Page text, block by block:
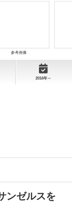
参考画像
2016年～
ンゼルスを